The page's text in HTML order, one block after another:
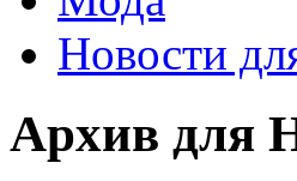
Новости
Архив для